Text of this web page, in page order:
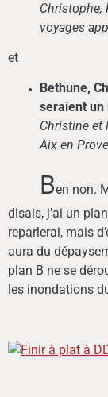
Christophe,
voyages
et
Bethune,
seraient un
Christine et
Aix en
Ben non.
disais, j’ai un
reparlerai, mais
aura du
plan B ne se
les inondations